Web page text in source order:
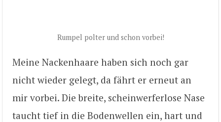
Rumpel polter und schon vorbei!
Meine Nackenhaare haben sich noch gar
nicht wieder gelegt, da fährt er erneut an
mir vorbei. Die breite, scheinwerferlose Nase
taucht tief in die Bodenwellen ein, hart und